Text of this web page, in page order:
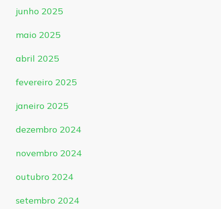
junho 2025
maio 2025
abril 2025
fevereiro 2025
janeiro 2025
dezembro 2024
novembro 2024
outubro 2024
setembro 2024